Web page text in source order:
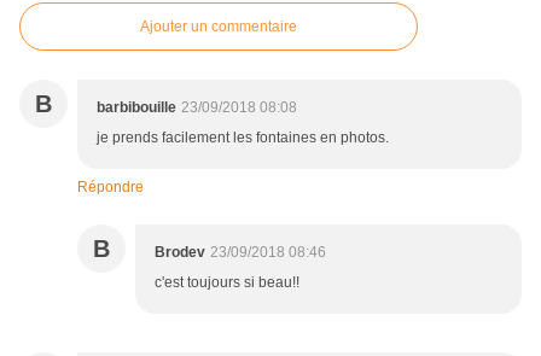
Ajouter un commentaire
B barbibouille 23/09/2018 08:08
je prends facilement les fontaines en photos.
Répondre
B Brodev 23/09/2018 08:46
c'est toujours si beau!!